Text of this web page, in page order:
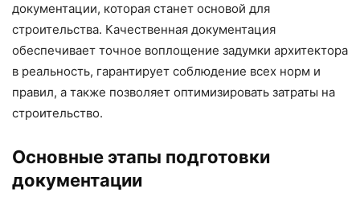
документации, которая станет основой для
строительства. Качественная документация
обеспечивает точное воплощение задумки архитектора
в реальность, гарантирует соблюдение всех норм и
правил, а также позволяет оптимизировать затраты на
строительство.
Основные этапы подготовки
документации